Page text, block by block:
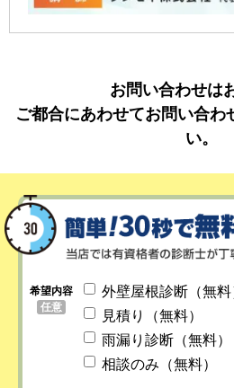
お問い合わせは
ご都合にあわせてお問い合わ
い。
希望内容
任意
外壁屋根診断（無料
見積り（無料）
雨漏り診断（無料）
相談のみ（無料）